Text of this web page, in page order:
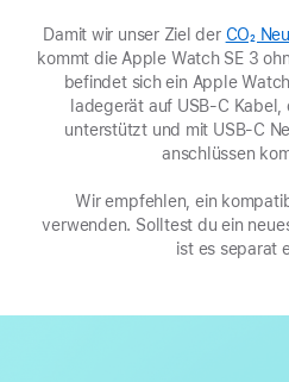
Damit wir unser Ziel der CO₂
kommt die Apple Watch SE 3
befindet sich ein Apple
ladegerät auf USB-C Kabel,
unterstützt und mit USB-C
anschlüssen
Wir empfehlen, ein
verwenden. Solltest du ein
ist es separat